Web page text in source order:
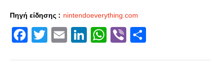
Πηγή είδησης : nintendoeverything.com
Facebook
Twitter
EmailLinkedIn
WhatsApp
Viber